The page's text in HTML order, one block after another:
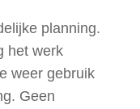
planning.
het werk
weer gebruik
Geen